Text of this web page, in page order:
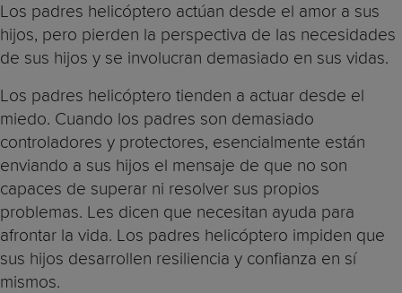
Los padres helicóptero actúan desde el amor a sus
hijos, pero pierden la perspectiva de las necesidades
de sus hijos y se involucran demasiado en sus vidas.
Los padres helicóptero tienden a actuar desde el
miedo. Cuando los padres son demasiado
controladores y protectores, esencialmente están
enviando a sus hijos el mensaje de que no son
capaces de superar ni resolver sus propios
problemas. Les dicen que necesitan ayuda para
afrontar la vida. Los padres helicóptero impiden que
sus hijos desarrollen resiliencia y confianza en sí
mismos.